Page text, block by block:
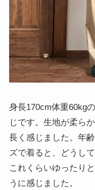
身長170cm体重60kg
じです。生地が柔ら
長く感じました。年
ズで着ると、どうし
これくらいゆったり
うに感じました。